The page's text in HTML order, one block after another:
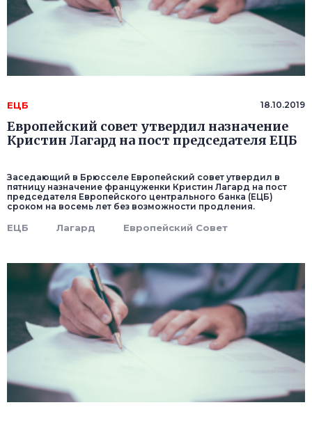
ЕЦБ 18.10.2019
Европейский совет утвердил назначение
Кристин Лагард на пост председателя ЕЦБ
Заседающий в Брюсселе Европейский совет утвердил в
пятницу назначение француженки Кристин Лагард на пост
председателя Европейского центрального банка (ЕЦБ)
сроком на восемь лет без возможности продления.
ЕЦБ Лагард Европейский Совет